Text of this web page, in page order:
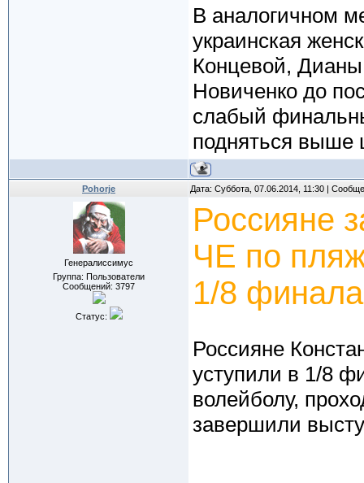
В аналогичном
украинская
Концевой,
Новиченко до
слабый
подняться выше
Pohorje Дата: Суббота, 07.06.2014, 11:30 |
Генералиссимус
Группа: Пользователи
Сообщений: 3797
Статус:
Россияне
ЧЕ по
1/8 финала
Россияне
уступили в 1/8
волейболу,
завершили